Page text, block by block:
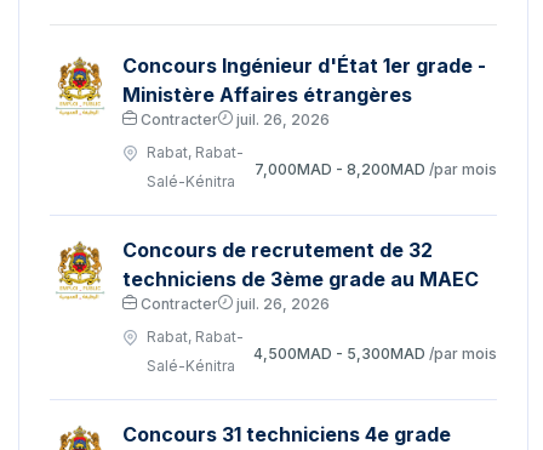
Concours Ingénieur d'État 1er grade -
Ministère Affaires étrangères
Contracter
juil. 26, 2026
Rabat, Rabat-
Salé-Kénitra
7,000MAD - 8,200MAD /par mois
Concours de recrutement de 32
techniciens de 3ème grade au MAEC
Contracter
juil. 26, 2026
Rabat, Rabat-
Salé-Kénitra
4,500MAD - 5,300MAD /par mois
Concours 31 techniciens 4e grade